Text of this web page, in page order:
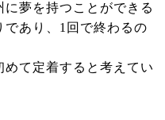
夢を持つことができる
であり、1回で終わるの
て定着すると考えてい